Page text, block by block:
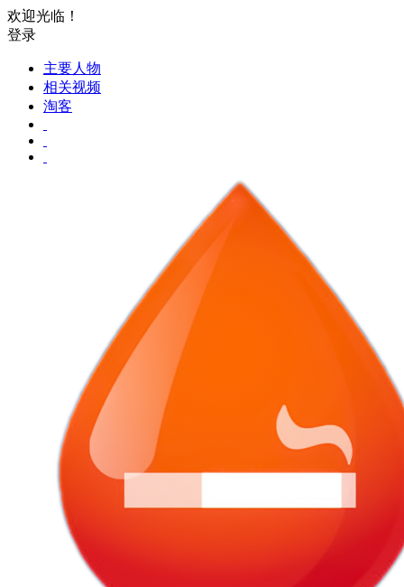
欢迎光临！
登录
主要人物
相关视频
淘客